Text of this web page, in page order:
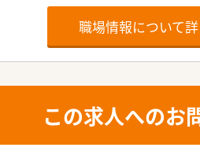
職場情報について
この求人へのお